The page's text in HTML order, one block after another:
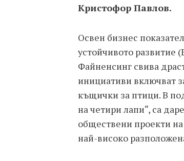
Кристофор Павлов.
Освен бизнес
устойчивото развитие
Файненсинг свива
инициативи включват
къщички за птици. В
на четири лапи“, са
обществени проекти
най-високо